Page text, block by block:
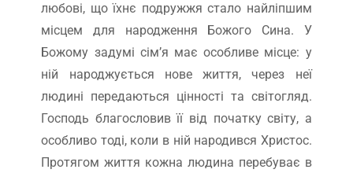
любові, що їхнє подружжя стало найліпшим
місцем для народження Божого Сина. У
Божому задумі сім’я має особливе місце: у
ній народжується нове життя, через неї
людині передаються цінності та світогляд.
Господь благословив її від початку світу, а
особливо тоді, коли в ній народився Христос.
Протягом життя кожна людина перебуває в